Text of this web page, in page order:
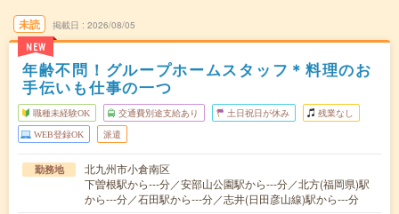
未読
NEW
掲載日 2026/08/05
年齢不問！グループホームスタッフ＊料理のお
手伝いも仕事の一つ
職種未経験OK 交通費別途支給あり 土日祝日が休み 残業なし
WEB登録OK 派遣
勤務地
北九州市小倉南区
下曽根駅から---分／安部山公園駅から---分／北方(福岡県)駅
から---分／石田駅から---分／志井(日田彦山線)駅から---分